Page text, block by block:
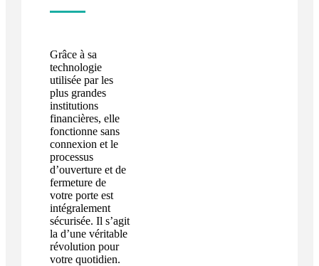
Grâce à sa
technologie
utilisée par les
plus grandes
institutions
financières, elle
fonctionne sans
connexion et le
processus
d’ouverture et de
fermeture de
votre porte est
intégralement
sécurisée. Il s’agit
la d’une véritable
révolution pour
votre quotidien.